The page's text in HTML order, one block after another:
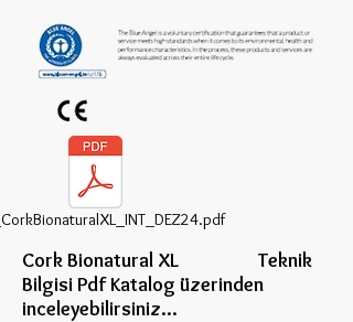
Cork Bionatural XL Teknik
Bilgisi Pdf Katalog üzerinden
inceleyebilirsiniz...